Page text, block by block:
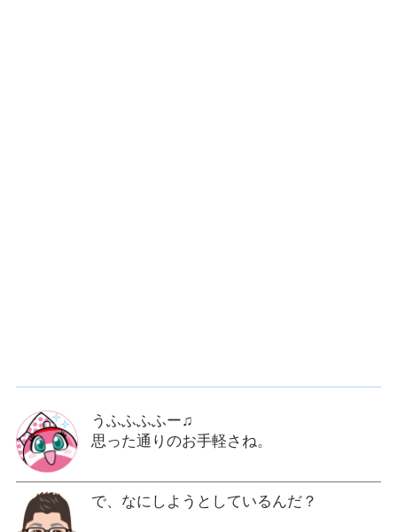
うふふふふー♫
思った通りのお手軽さね。
で、なにしようとしているんだ？